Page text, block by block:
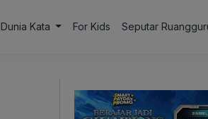
Dunia Kata For Kids Seputar